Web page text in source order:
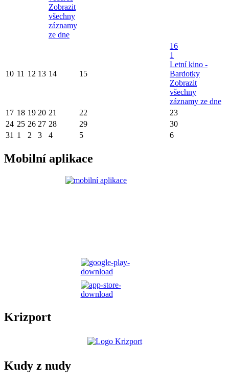
Zobrazit
všechny
záznamy
ze dne
10 11 12 13 14 15
16
1
Letní kino -
Bardotky
Zobrazit
všechny
záznamy ze dne
17 18 19 20 21 22
23
24 25 26 27 28 29
30
31 1 2 3 4 5 6
Mobilní aplikace
Krizport
Kudy z nudy